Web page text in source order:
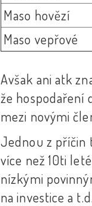
Maso hovězí
Maso vepřové
Avšak ani atk
že hospodaření
mezi novými
Jednou z příčin
více než 10ti
nízkými
na investice a